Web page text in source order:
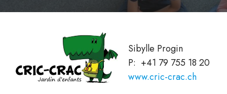
Sibylle Progin
P: +41 79 755 18 20
www.cric-crac.ch